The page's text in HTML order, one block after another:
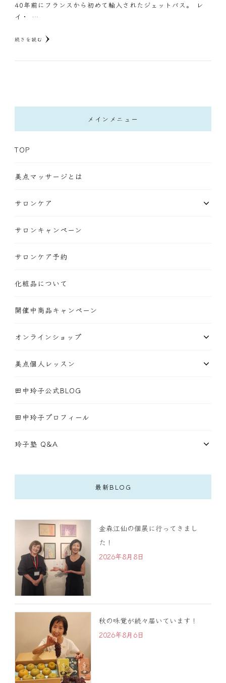
40年前にフランスから初めて輸入されたジェットバス。 レ
イ・ …
続きを読む
メインメニュー
TOP
美点マッサージとは
サロンケア
サロンキャンペーン
サロンケア予約
化粧品について
開催中商品キャンペーン
オンラインショップ
美点個人レッスン
田中玲子公式BLOG
田中玲子プロフィール
玲子塾 Q&A
最新BLOG
金森江仙の個展に行ってきまし
た！
2026年8月8日
秋の味覚が続々届いています！
2026年8月6日